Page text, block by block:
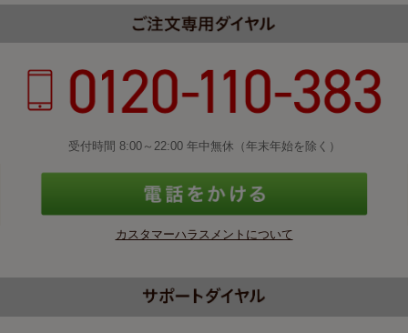
受付時間 8:00～22:00 年中無休（年末年始を除く）
カスタマーハラスメントについて